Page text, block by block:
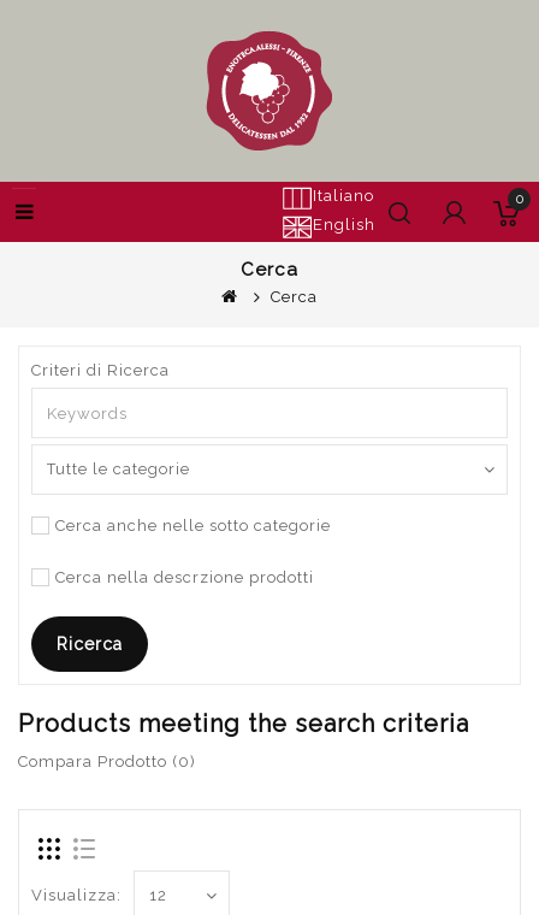
Italiano
English
0
Cerca
Cerca
Criteri di Ricerca
Cerca anche nelle sotto categorie
Cerca nella descrzione prodotti
Products meeting the search criteria
Compara Prodotto (0)
Visualizza: